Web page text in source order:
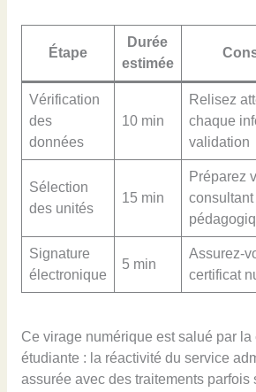
Étape
Durée
estimée
Vérification
des
données
10 min
Relisez
chaque
validation
Sélection
des unités
15 min
Préparez
Signature
électronique
5 min
Assurez-
certificat
Ce virage numérique est salué par la
étudiante : la réactivité du service
assurée avec des traitements parfois